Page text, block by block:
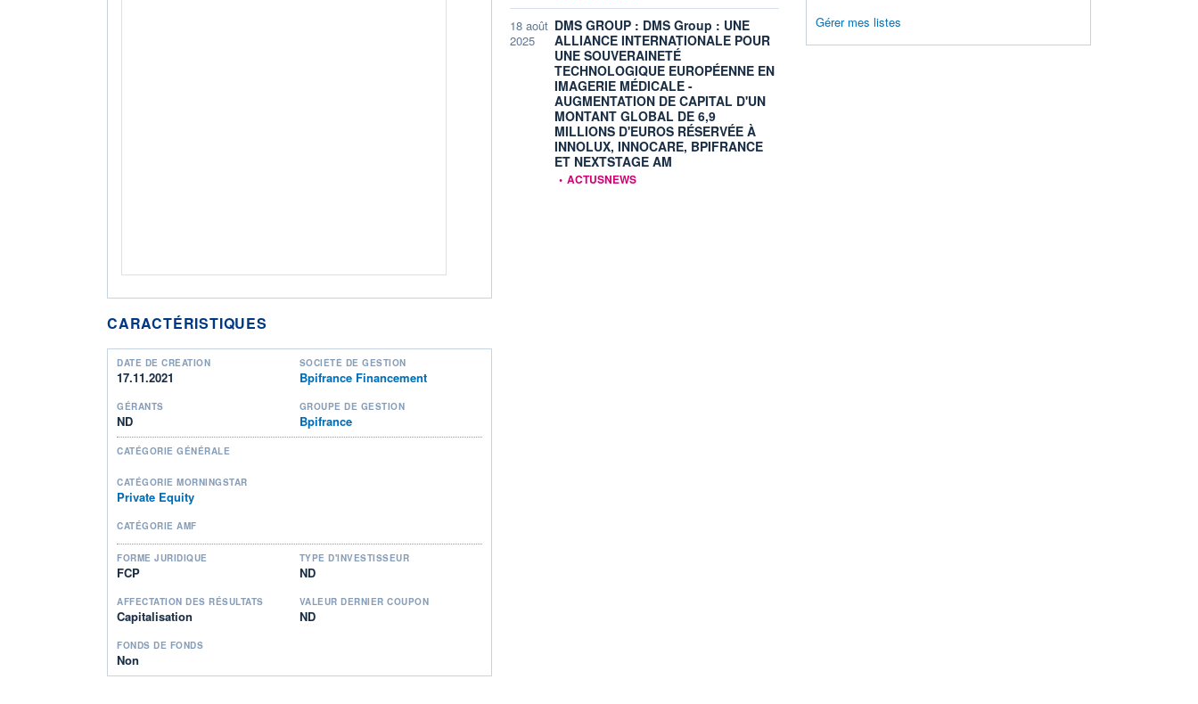
CARACTÉRISTIQUES
DATE DE CRÉATION
17.11.2021
SOCIÉTÉ DE GESTION
Bpifrance Financement
GÉRANTS
ND
GROUPE DE GESTION
Bpifrance
CATÉGORIE GÉNÉRALE
CATÉGORIE MORNINGSTAR
Private Equity
CATÉGORIE AMF
FORME JURIDIQUE
FCP
TYPE D'INVESTISSEUR
ND
AFFECTATION DES RÉSULTATS
Capitalisation
VALEUR DERNIER COUPON
ND
FONDS DE FONDS
Non
18 août
2025
DMS GROUP : DMS Group : UNE
ALLIANCE INTERNATIONALE POUR
UNE SOUVERAINETÉ
TECHNOLOGIQUE EUROPÉENNE EN
IMAGERIE MÉDICALE -
AUGMENTATION DE CAPITAL D'UN
MONTANT GLOBAL DE 6,9
MILLIONS D'EUROS RÉSERVÉE À
INNOLUX, INNOCARE, BPIFRANCE
ET NEXTSTAGE AM
information fournie par
• ACTUSNEWS
Gérer mes listes